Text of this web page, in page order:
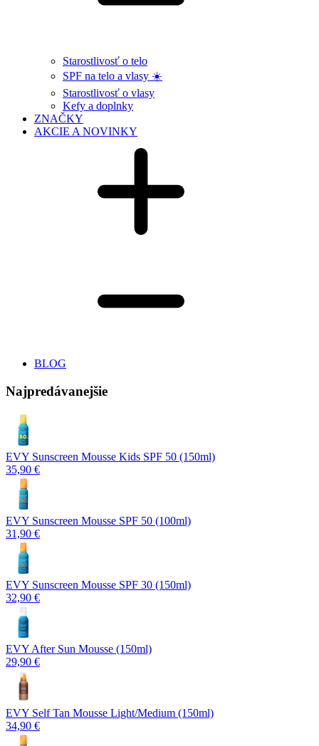
Starostlivosť o telo
SPF na telo a vlasy ☀️
Starostlivosť o vlasy
Kefy a doplnky
ZNAČKY
AKCIE A NOVINKY
BLOG
Najpredávanejšie
EVY Sunscreen Mousse Kids SPF 50 (150ml)
35,90 €
EVY Sunscreen Mousse SPF 50 (100ml)
31,90 €
EVY Sunscreen Mousse SPF 30 (150ml)
32,90 €
EVY After Sun Mousse (150ml)
29,90 €
EVY Self Tan Mousse Light/Medium (150ml)
34,90 €